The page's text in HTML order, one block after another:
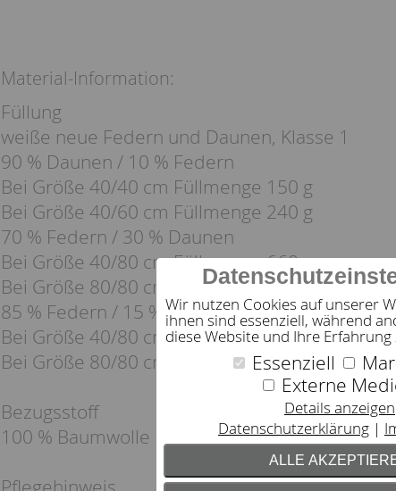
Wir nutzen Cookies auf unserer
ihnen sind essenziell, während
diese Website und Ihre
Essenziell
Externe
Details anzeigen
Datenschutzerklärung
ALLE
Material-Information:
Füllung
weiße neue Federn und Daunen, Klasse 1
90 % Daunen / 10 % Federn
Bei Größe 40/40 cm Füllmenge 150 g
Bei Größe 40/60 cm Füllmenge 240 g
70 % Federn / 30 % Daunen
Bei Größe 40/80 cm Füllmenge 660 g
Bei Größe 80/80 cm Füllmenge 1.100 g
85 % Federn / 15 % Daunen
Bei Größe 40/80 cm Füllmenge 660 g
Bei Größe 80/80 cm Füllmenge 1.100 g
Bezugsstoff
100 % Baumwolle